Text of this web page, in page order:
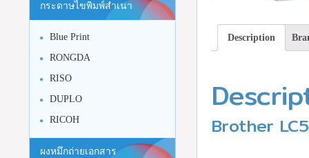
Description
Brother
กระดาษไขพิมพ์สำเนา
Blue Print
RONGDA
RISO
DUPLO
RICOH
ผงหมึกถ่ายเอกสาร